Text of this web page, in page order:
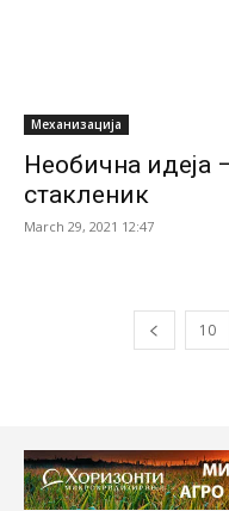
Механизација
Необична идеја
стакленик
March 29, 2021 12:47
10